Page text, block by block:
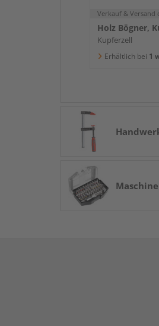
Verkauf & Versand
Holz Bögner,
Kupferzell
Erhältlich bei 1